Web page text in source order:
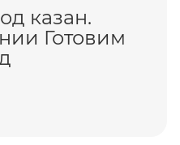
казан.
Готовим